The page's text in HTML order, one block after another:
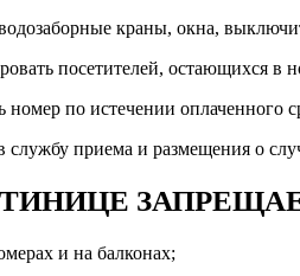
краны, окна,
посетителей, остающихся в
номер по истечении оплаченного
приема и размещения о
и на балконах;